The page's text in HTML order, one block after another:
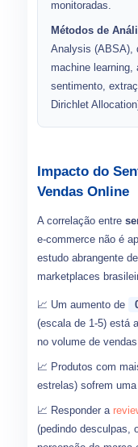
monitoradas.
Métodos de
Analysis (ABSA),
machine learning,
sentimento,
Dirichlet
Impacto do
Vendas Online
A correlação entre
e-commerce não é
estudo abrangente
marketplaces
📈 Um aumento de
(escala de 1-5) está
no volume de
📈 Produtos com
estrelas) sofrem
📈 Responder a
(pedindo desculpas,